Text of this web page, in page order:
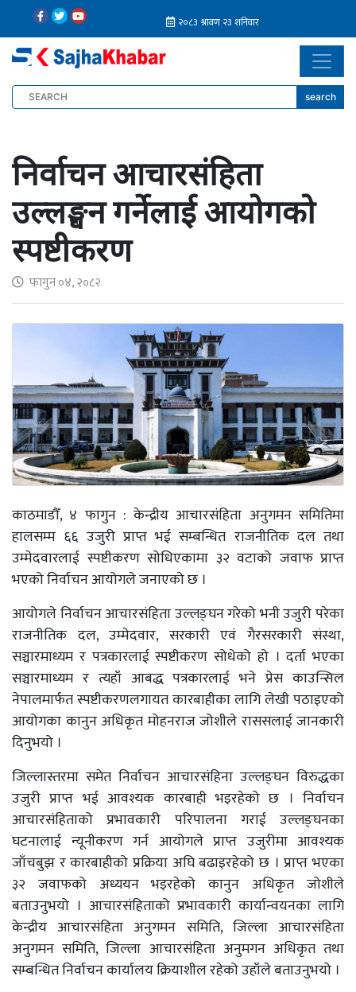
search
निर्वाचन आचारसंहिता
उल्लङ्घन गर्नेलाई आयोगको
स्पष्टीकरण
फागुन ०४, २०८२
काठमाडौँ, ४ फागुन : केन्द्रीय आचारसंहिता अनुगमन समितिमा
हालसम्म ६६ उजुरी प्राप्त भई सम्बन्धित राजनीतिक दल तथा
उम्मेदवारलाई स्पष्टीकरण सोधिएकामा ३२ वटाको जवाफ प्राप्त
भएको निर्वाचन आयोगले जनाएको छ ।
आयोगले निर्वाचन आचारसंहिता उल्लङ्घन गरेको भनी उजुरी परेका
राजनीतिक दल, उम्मेदवार, सरकारी एवं गैरसरकारी संस्था,
सञ्चारमाध्यम र पत्रकारलाई स्पष्टीकरण सोधेको हो । दर्ता भएका
सञ्चारमाध्यम र त्यहाँ आबद्ध पत्रकारलाई भने प्रेस काउन्सिल
नेपालमार्फत स्पष्टीकरणलगायत कारबाहीका लागि लेखी पठाइएको
आयोगका कानुन अधिकृत मोहनराज जोशीले राससलाई जानकारी
दिनुभयो ।
जिल्लास्तरमा समेत निर्वाचन आचारसंहिना उल्लङ्घन विरुद्धका
उजुरी प्राप्त भई आवश्यक कारबाही भइरहेको छ । निर्वाचन
आचारसंहिताको प्रभावकारी परिपालना गराई उल्लङ्घनका
घटनालाई न्यूनीकरण गर्न आयोगले प्राप्त उजुरीमा आवश्यक
जाँचबुझ र कारबाहीको प्रक्रिया अघि बढाइरहेको छ । प्राप्त भएका
३२ जवाफको अध्ययन भइरहेको कानुन अधिकृत जोशीले
बताउनुभयो । आचारसंहिताको प्रभावकारी कार्यान्वयनका लागि
केन्द्रीय आचारसंहिता अनुगमन समिति, जिल्ला आचारसंहिता
अनुगमन समिति, जिल्ला आचारसंहिता अनुमगन अधिकृत तथा
सम्बन्धित निर्वाचन कार्यालय क्रियाशील रहेको उहाँले बताउनुभयो ।